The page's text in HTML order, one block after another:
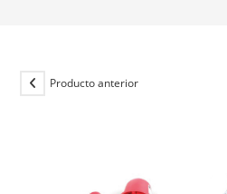
Producto anterior